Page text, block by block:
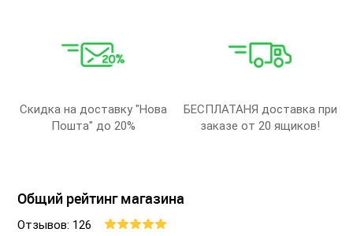
Скидка на доставку "Нова
Пошта" до 20%
БЕСПЛАТАНЯ доставка при
заказе от 20 ящиков!
Общий рейтинг магазина
Отзывов: 126